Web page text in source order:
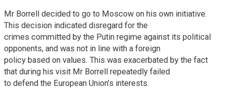
Mr Borrell decided to go to Moscow on his own initiative.
This decision indicated disregard for the
crimes committed by the Putin regime against its political
opponents, and was not in line with a foreign
policy based on values. This was exacerbated by the fact
that during his visit Mr Borrell repeatedly failed
to defend the European Union’s interests.